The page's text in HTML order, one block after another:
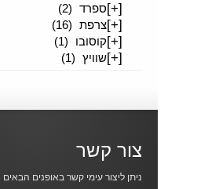
[+]ספרד (2)
[+]צרפת (16)
[+]קוסובו (1)
[+]שוויץ (1)
צור קשר
ניתן ליצור עימי קשר באופנים הבאים